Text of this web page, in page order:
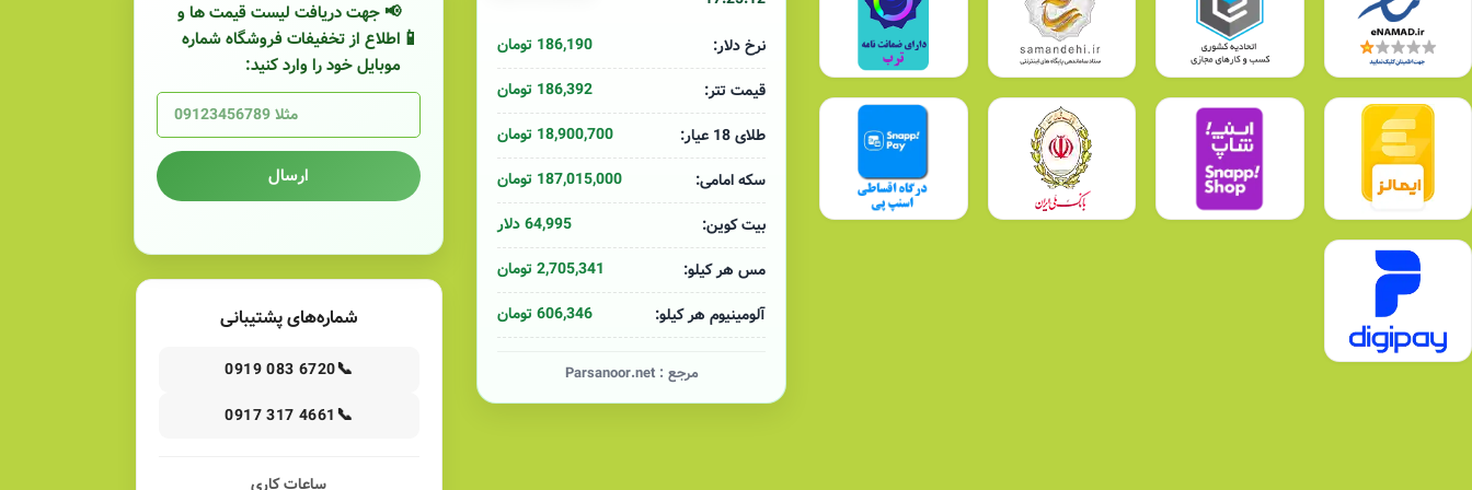
نرخ دلار:
186,190 تومان
قیمت تتر:
186,392 تومان
طلای 18 عیار:
18,900,700 تومان
سکه امامی:
187,015,000 تومان
بیت کوین:
64,995 دلار
مس هر کیلو:
2,705,341 تومان
آلومینیوم هر کیلو:
606,346 تومان
مرجع :Parsanoor.net
📢 جهت دریافت لیست قیمت ها و
اطلاع از تخفیفات فروشگاه شماره
موبایل خود را وارد کنید:
ارسال
شماره‌های پشتیبانی
📞
0919 083 6720
📞
0917 317 4661
ساعات کاری